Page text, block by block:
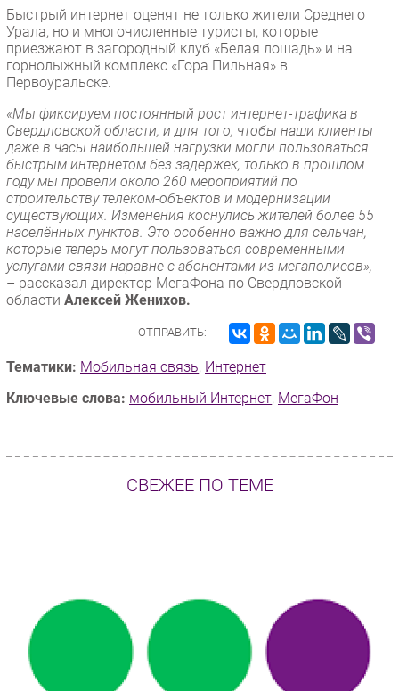
Интервью
Мероприятия
Проекты
IT класс
Тестовый стенд
Каталог компаний
Быстрый интернет оценят не только жители Среднего
Урала, но и многочисленные туристы, которые
приезжают в загородный клуб «Белая лошадь» и на
горнолыжный комплекс «Гора Пильная» в
Первоуральске.
«Мы фиксируем постоянный рост интернет-трафика в
Свердловской области, и для того, чтобы наши клиенты
даже в часы наибольшей нагрузки могли пользоваться
быстрым интернетом без задержек, только в прошлом
году мы провели около 260 мероприятий по
строительству телеком-объектов и модернизации
существующих. Изменения коснулись жителей более 55
населённых пунктов. Это особенно важно для сельчан,
которые теперь могут пользоваться современными
услугами связи наравне с абонентами из мегаполисов»,
– рассказал директор МегаФона по Свердловской
области Алексей Женихов.
ОТПРАВИТЬ:
Тематики: Мобильная связь, Интернет
Ключевые слова: мобильный Интернет, МегаФон
СВЕЖЕЕ ПО ТЕМЕ